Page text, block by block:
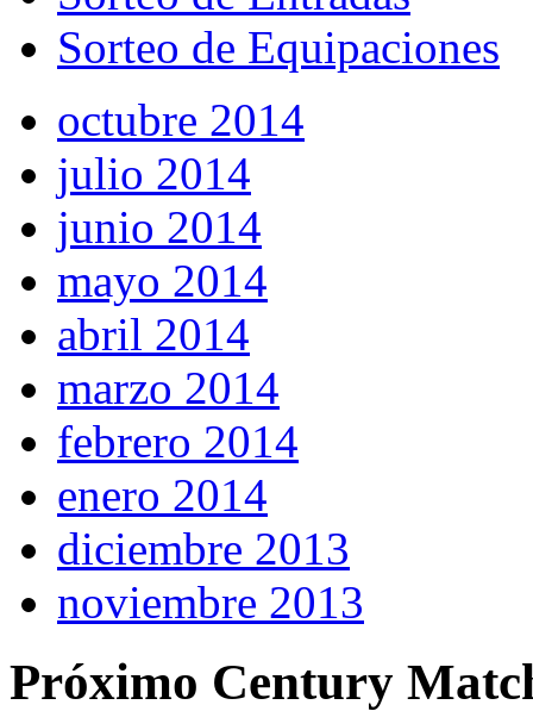
Sorteo de Equipaciones
octubre 2014
julio 2014
junio 2014
mayo 2014
abril 2014
marzo 2014
febrero 2014
enero 2014
diciembre 2013
noviembre 2013
Próximo Century